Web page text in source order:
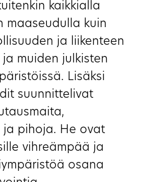
kaikkialla
maaseudulla kuin
ja liikenteen
muiden julkisten
Lisäksi
suunnittelivat
pihoja. He ovat
vihreämpää ja
osana